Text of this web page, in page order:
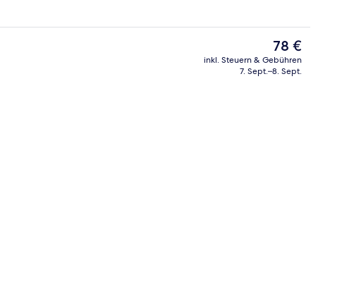
Außenbereich
Der
aktuelle
Preis
78 €
inkl. Steuern & Gebühren
7. Sept.–8. Sept.